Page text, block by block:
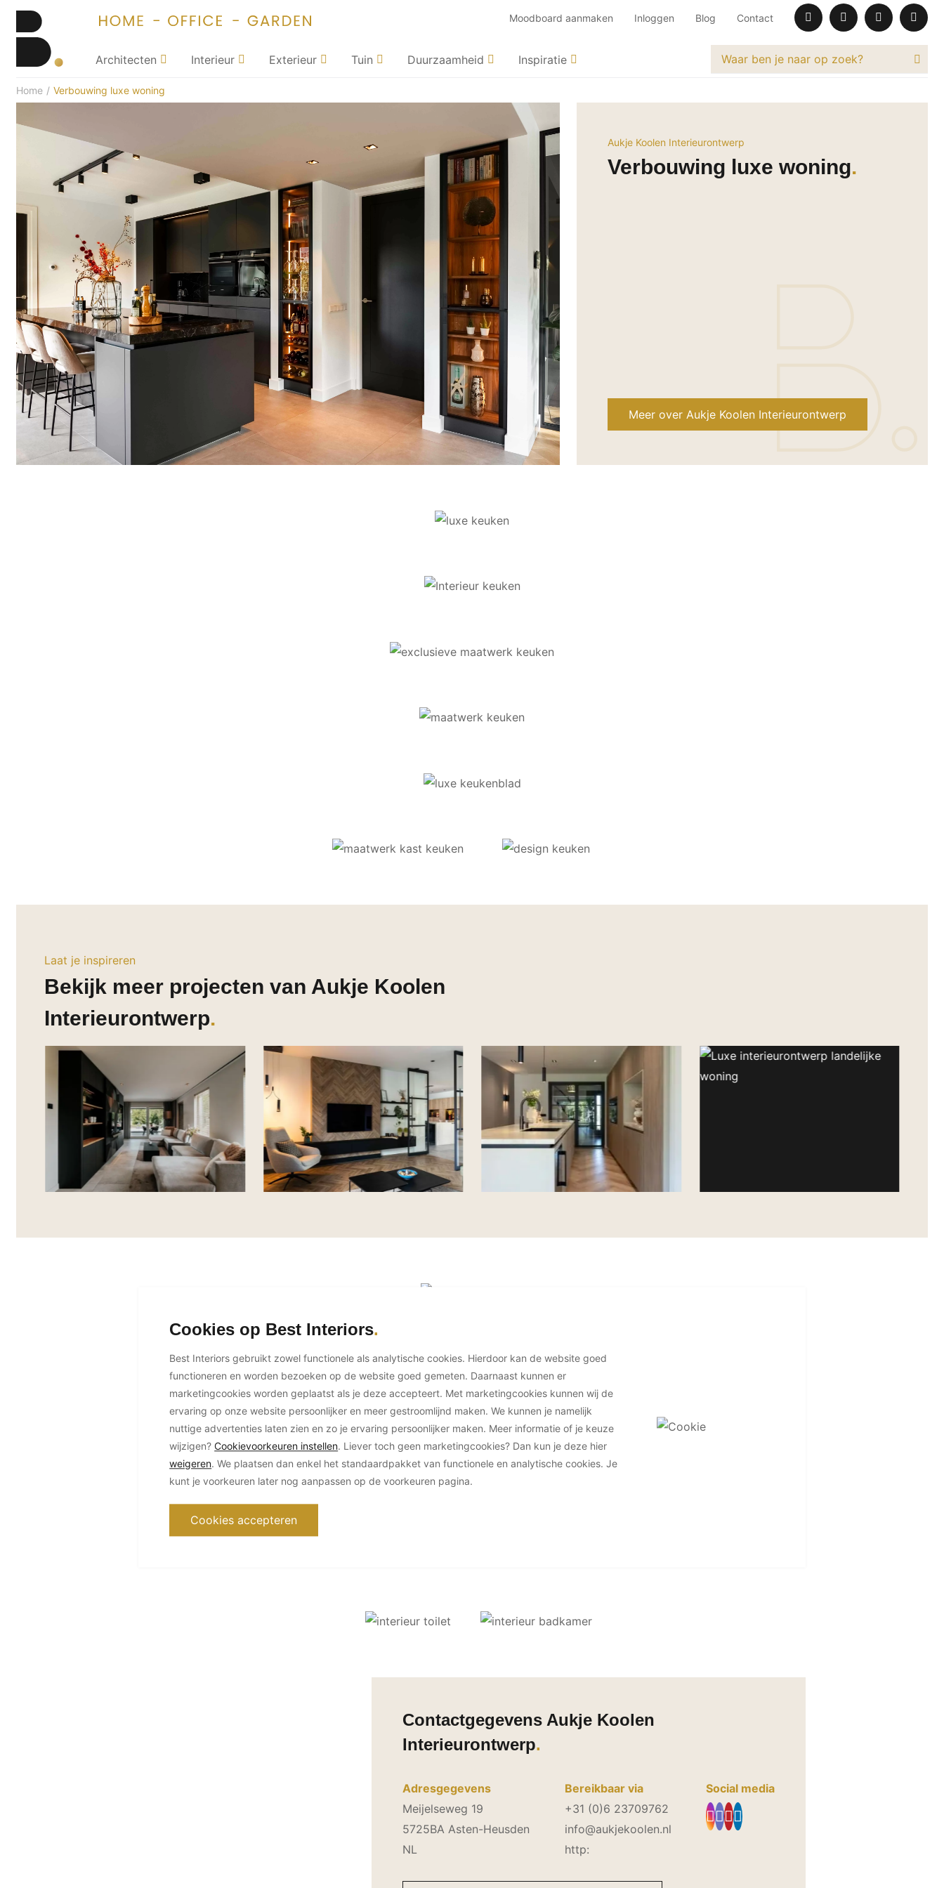
Moodboard aanmaken Inloggen Blog Contact
Architecten Interieur Exterieur Tuin Duurzaamheid Inspiratie
Home / Verbouwing luxe woning
Aukje Koolen Interieurontwerp
Verbouwing luxe woning
Meer over Aukje Koolen Interieurontwerp
Laat je inspireren
Bekijk meer projecten van Aukje Koolen
Interieurontwerp
Contactgegevens Aukje Koolen
Interieurontwerp
Adresgegevens
Meijelseweg 19
5725BA Asten-Heusden
NL
Bereikbaar via
+31 (0)6 23709762
info@aukjekoolen.nl
http:
Social media
Cookies op Best Interiors
Best Interiors gebruikt zowel functionele als analytische cookies. Hierdoor kan de website goed
functioneren en worden bezoeken op de website goed gemeten. Daarnaast kunnen er
marketingcookies worden geplaatst als je deze accepteert. Met marketingcookies kunnen wij de
ervaring op onze website persoonlijker en meer gestroomlijnd maken. We kunnen je namelijk
nuttige advertenties laten zien en zo je ervaring persoonlijker maken. Meer informatie of je keuze
wijzigen?Cookievoorkeuren instellen. Liever toch geen marketingcookies? Dan kun je deze hier
weigeren. We plaatsen dan enkel het standaardpakket van functionele en analytische cookies. Je
kunt je voorkeuren later nog aanpassen op de voorkeuren pagina.
Cookies accepteren